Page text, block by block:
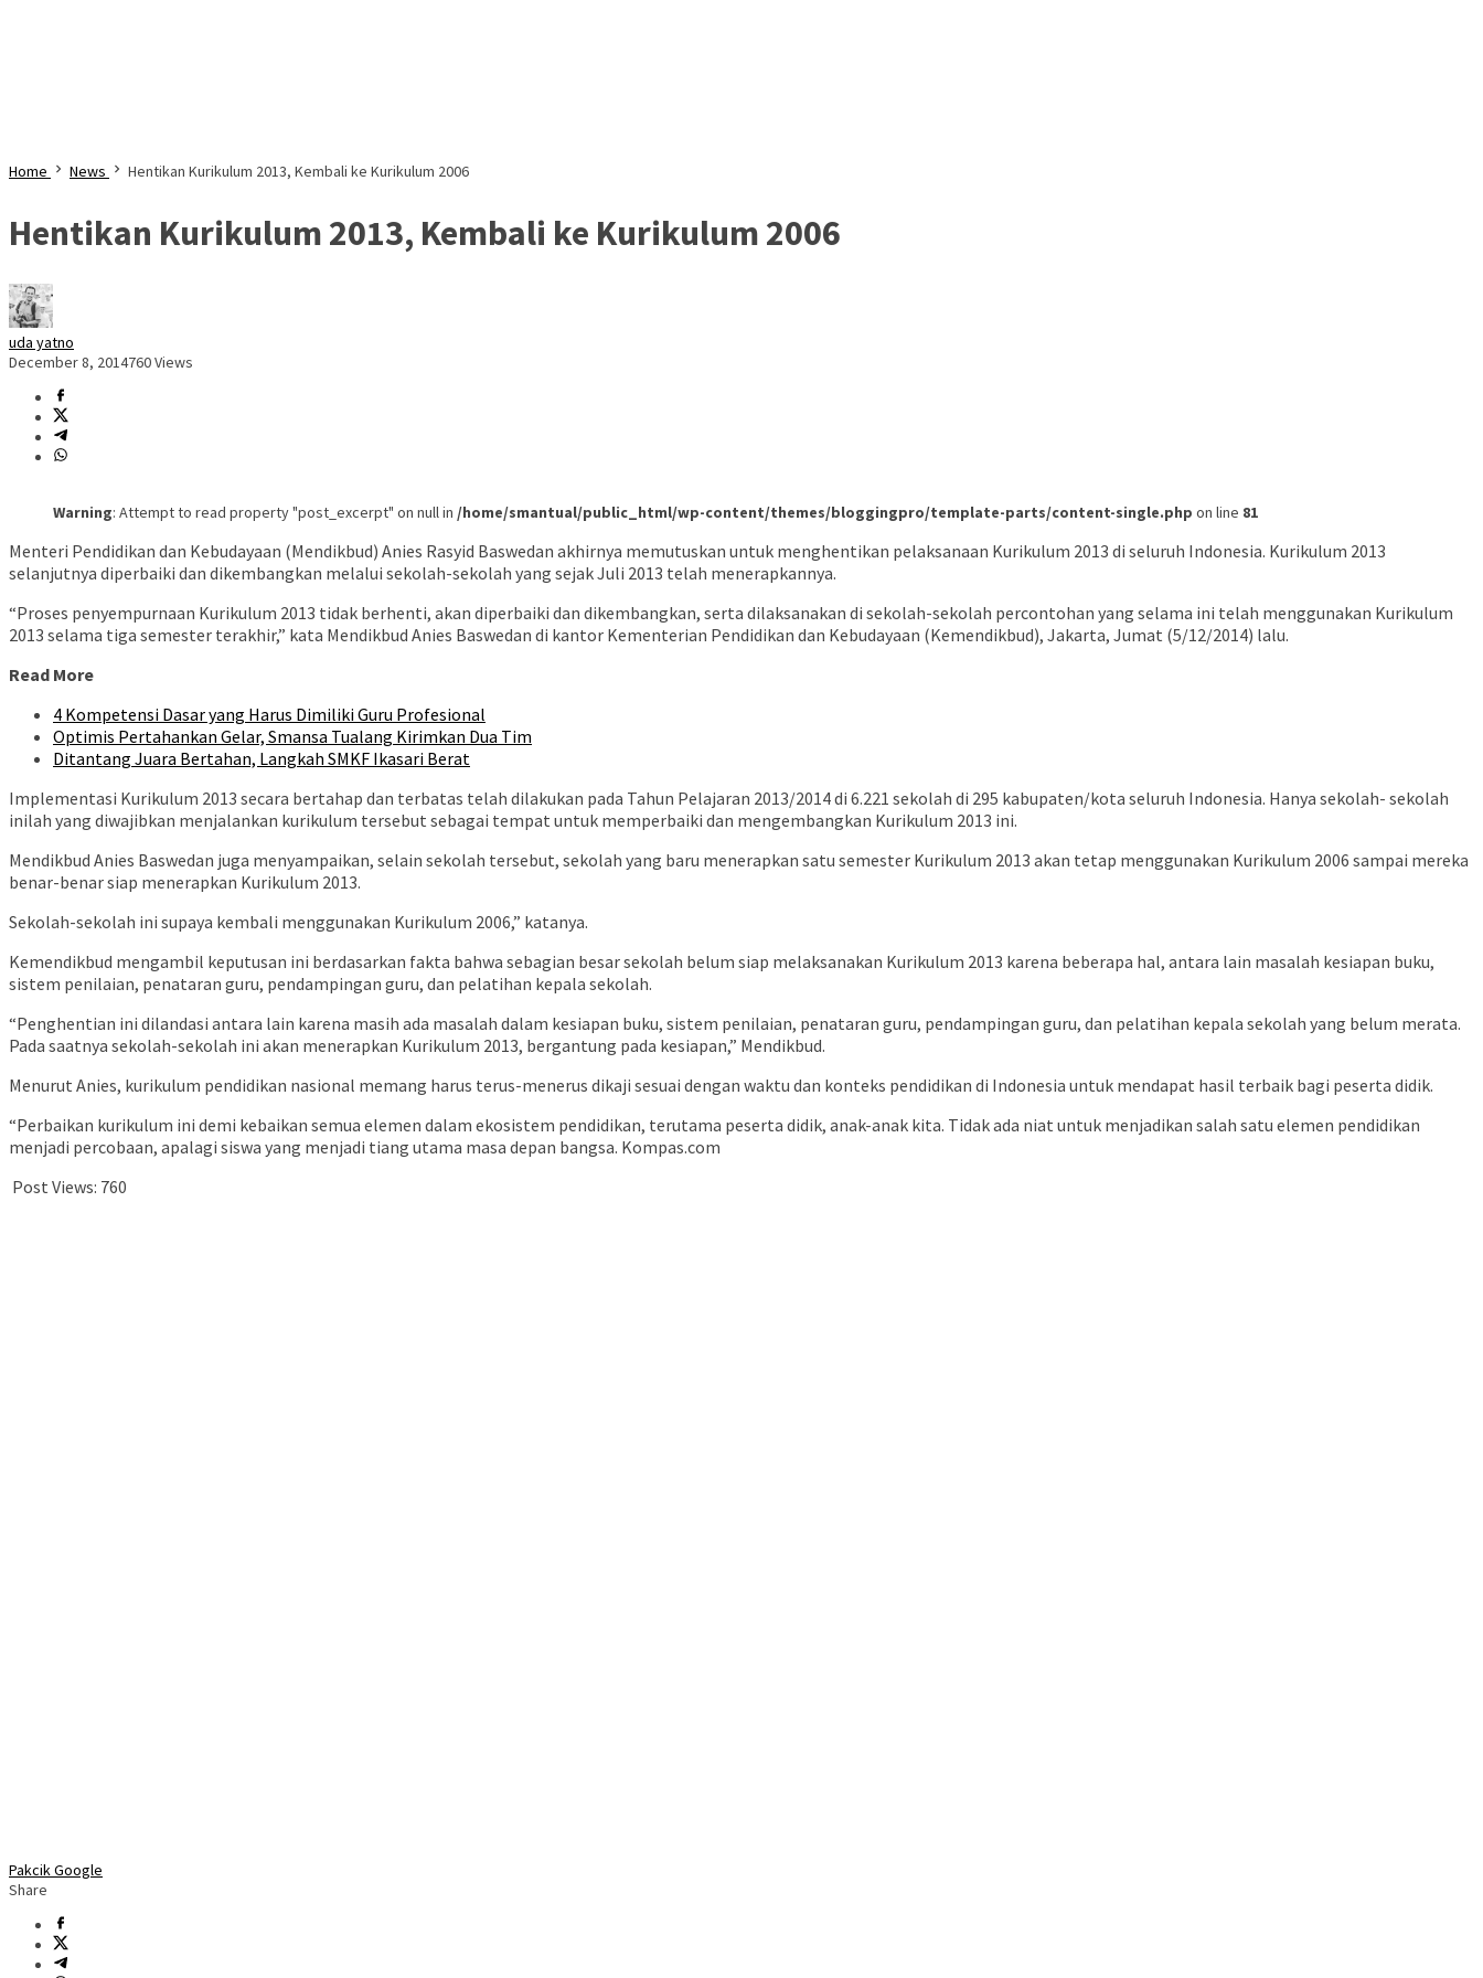
Home News Hentikan Kurikulum 2013, Kembali ke Kurikulum 2006
Hentikan Kurikulum 2013, Kembali ke Kurikulum 2006
uda yatno
December 8, 2014760 Views
Warning: Attempt to read property "post_excerpt" on null in /home/smantual/public_html/wp-content/themes/bloggingpro/template-parts/content-single.php on line 81
Menteri Pendidikan dan Kebudayaan (Mendikbud) Anies Rasyid Baswedan akhirnya memutuskan untuk menghentikan pelaksanaan Kurikulum 2013 di seluruh Indonesia. Kurikulum 2013
selanjutnya diperbaiki dan dikembangkan melalui sekolah-sekolah yang sejak Juli 2013 telah menerapkannya.
“Proses penyempurnaan Kurikulum 2013 tidak berhenti, akan diperbaiki dan dikembangkan, serta dilaksanakan di sekolah-sekolah percontohan yang selama ini telah menggunakan Kurikulum
2013 selama tiga semester terakhir,” kata Mendikbud Anies Baswedan di kantor Kementerian Pendidikan dan Kebudayaan (Kemendikbud), Jakarta, Jumat (5/12/2014) lalu.
Read More
4 Kompetensi Dasar yang Harus Dimiliki Guru Profesional
Optimis Pertahankan Gelar, Smansa Tualang Kirimkan Dua Tim
Ditantang Juara Bertahan, Langkah SMKF Ikasari Berat
Implementasi Kurikulum 2013 secara bertahap dan terbatas telah dilakukan pada Tahun Pelajaran 2013/2014 di 6.221 sekolah di 295 kabupaten/kota seluruh Indonesia. Hanya sekolah- sekolah
inilah yang diwajibkan menjalankan kurikulum tersebut sebagai tempat untuk memperbaiki dan mengembangkan Kurikulum 2013 ini.
Mendikbud Anies Baswedan juga menyampaikan, selain sekolah tersebut, sekolah yang baru menerapkan satu semester Kurikulum 2013 akan tetap menggunakan Kurikulum 2006 sampai mereka
benar-benar siap menerapkan Kurikulum 2013.
Sekolah-sekolah ini supaya kembali menggunakan Kurikulum 2006,” katanya.
Kemendikbud mengambil keputusan ini berdasarkan fakta bahwa sebagian besar sekolah belum siap melaksanakan Kurikulum 2013 karena beberapa hal, antara lain masalah kesiapan buku,
sistem penilaian, penataran guru, pendampingan guru, dan pelatihan kepala sekolah.
“Penghentian ini dilandasi antara lain karena masih ada masalah dalam kesiapan buku, sistem penilaian, penataran guru, pendampingan guru, dan pelatihan kepala sekolah yang belum merata.
Pada saatnya sekolah-sekolah ini akan menerapkan Kurikulum 2013, bergantung pada kesiapan,” Mendikbud.
Menurut Anies, kurikulum pendidikan nasional memang harus terus-menerus dikaji sesuai dengan waktu dan konteks pendidikan di Indonesia untuk mendapat hasil terbaik bagi peserta didik.
“Perbaikan kurikulum ini demi kebaikan semua elemen dalam ekosistem pendidikan, terutama peserta didik, anak-anak kita. Tidak ada niat untuk menjadikan salah satu elemen pendidikan
menjadi percobaan, apalagi siswa yang menjadi tiang utama masa depan bangsa. Kompas.com
Post Views: 760
Pakcik Google
Share